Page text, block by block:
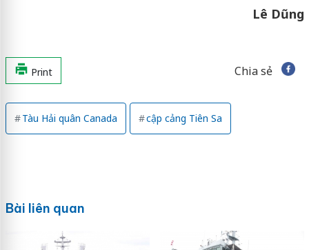
Lê Dũng
Print Chia sẻ
Tàu Hải quân Canada cập cảng Tiên Sa
Bài liên quan